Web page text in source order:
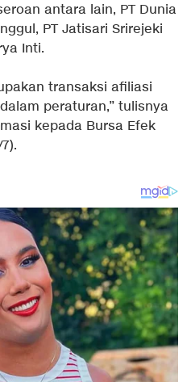
antara lain, PT Dunia
PT Jatisari Srirejeki
Inti.
transaksi afiliasi
peraturan,” tulisnya
kepada Bursa Efek